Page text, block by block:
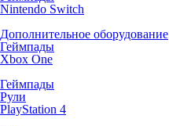
Nintendo Switch
Дополнительное оборудование
Геймпады
Xbox One
Геймпады
Рули
PlayStation 4